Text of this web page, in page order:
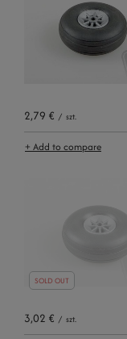
2,79 € / szt.
+ Add to compare
SOLD OUT
3,02 € / szt.